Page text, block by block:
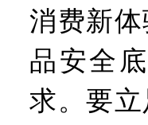
消费新
品安全
求。要